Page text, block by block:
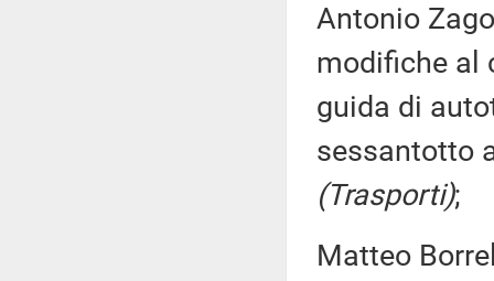
Antonio
modifiche al
guida di
sessantotto
(Trasporti);
Matteo